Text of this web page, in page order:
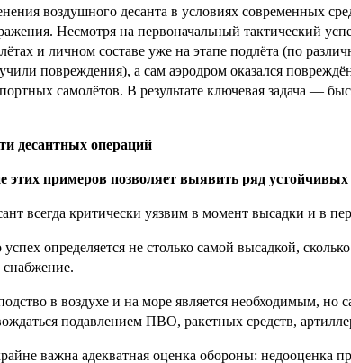
воздушного десанта в условиях современных
Несмотря на первоначальный тактический
и личном составе уже на этапе подлёта (по
повреждения), а сам аэродром оказался
самолётов. В результате ключевая задача —
десантных операций
этих примеров позволяет выявить ряд устойчивых
всегда критически уязвим в момент высадки и в
определяется не столько самой высадкой,
снабжение.
в воздухе и на море является необходимым,
подавлением ПВО, ракетных средств,
важна адекватная оценка обороны: недооценка